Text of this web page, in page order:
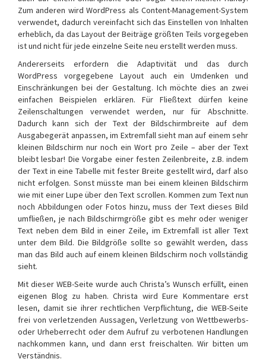
Zum anderen wird WordPress als Content-Management-System
verwendet, dadurch vereinfacht sich das Einstellen von Inhalten
erheblich, da das Layout der Beiträge größten Teils vorgegeben
ist und nicht für jede einzelne Seite neu erstellt werden muss.
Andererseits erfordern die Adaptivität und das durch
WordPress vorgegebene Layout auch ein Umdenken und
Einschränkungen bei der Gestaltung. Ich möchte dies an zwei
einfachen Beispielen erklären. Für Fließtext dürfen keine
Zeilenschaltungen verwendet werden, nur für Abschnitte.
Dadurch kann sich der Text der Bildschirmbreite auf dem
Ausgabegerät anpassen, im Extremfall sieht man auf einem sehr
kleinen Bildschirm nur noch ein Wort pro Zeile – aber der Text
bleibt lesbar! Die Vorgabe einer festen Zeilenbreite, z.B. indem
der Text in eine Tabelle mit fester Breite gestellt wird, darf also
nicht erfolgen. Sonst müsste man bei einem kleinen Bildschirm
wie mit einer Lupe über den Text scrollen. Kommen zum Text nun
noch Abbildungen oder Fotos hinzu, muss der Text dieses Bild
umfließen, je nach Bildschirmgröße gibt es mehr oder weniger
Text neben dem Bild in einer Zeile, im Extremfall ist aller Text
unter dem Bild. Die Bildgröße sollte so gewählt werden, dass
man das Bild auch auf einem kleinen Bildschirm noch vollständig
sieht.
Mit dieser WEB-Seite wurde auch Christa’s Wunsch erfüllt, einen
eigenen Blog zu haben. Christa wird Eure Kommentare erst
lesen, damit sie ihrer rechtlichen Verpflichtung, die WEB-Seite
frei von verletzenden Aussagen, Verletzung von Wettbewerbs-
oder Urheberrecht oder dem Aufruf zu verbotenen Handlungen
nachkommen kann, und dann erst freischalten. Wir bitten um
Verständnis.